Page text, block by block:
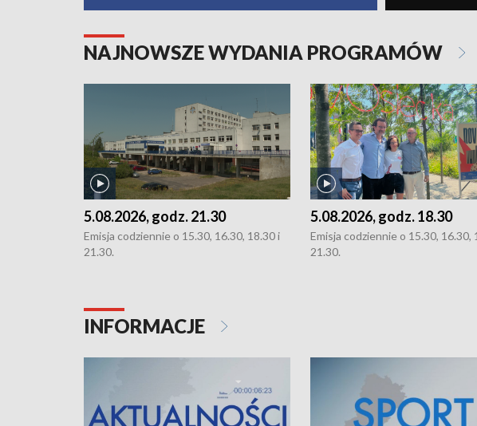
NAJNOWSZE WYDANIA PROGRAMÓW
5.08.2026, godz. 21.30
Emisja codziennie o 15.30, 16.30, 18.30 i
21.30.
5.08.2026, godz. 18.30
Emisja codziennie o 15.30, 16.30,
21.30.
INFORMACJE